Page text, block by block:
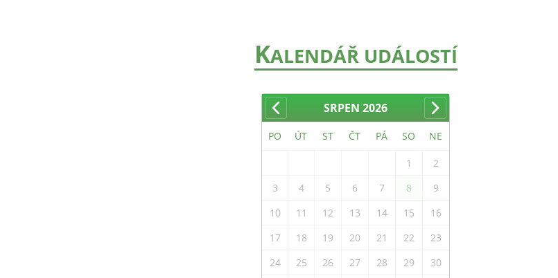
KALENDÁŘ UDÁLOSTÍ
SRPEN 2026
PO ÚT ST ČT PÁ SO NE
1
2
3
4 5 6 7 8
9
10
11 12 13 14 15
16
17
18 19 20 21 22
23
24
25 26 27 28 29
30